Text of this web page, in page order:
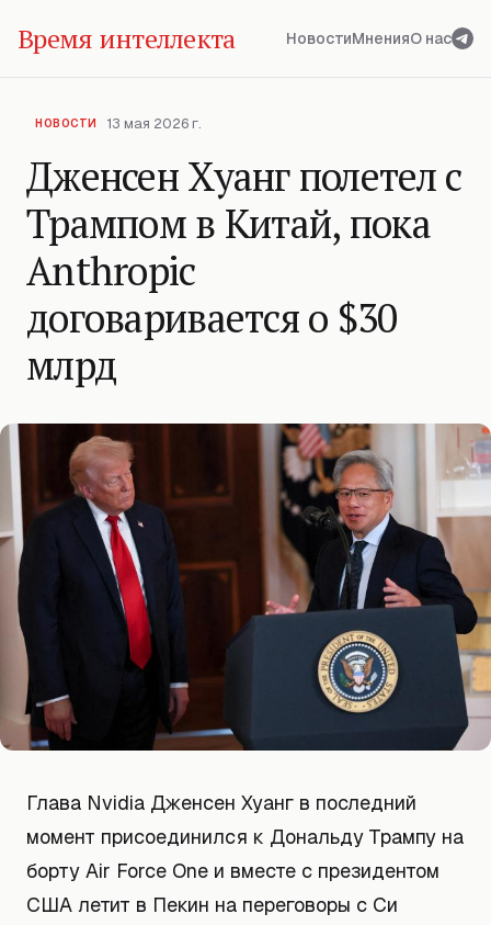
Время интеллекта НовостиМненияО нас
НОВОСТИ 13 мая 2026 г.
Дженсен Хуанг полетел с
Трампом в Китай, пока
Anthropic
договаривается о $30
млрд
Глава Nvidia Дженсен Хуанг в последний
момент присоединился к Дональду Трампу на
борту Air Force One и вместе с президентом
США летит в Пекин на переговоры с Си